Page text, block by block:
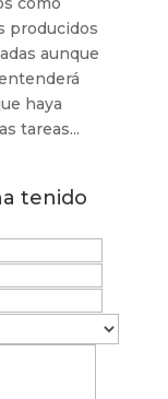
producidos
aunque
haya
tareas...
tenido